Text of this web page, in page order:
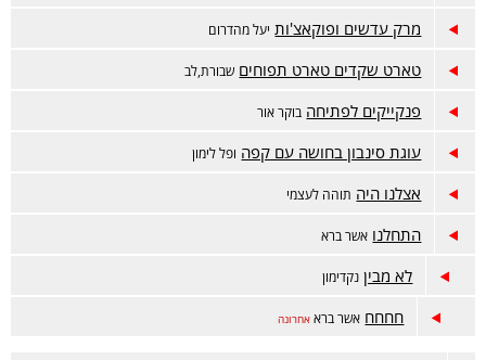
מרק עדשים ופוקאצ'ות יעל מהדרום
טארט שקדים טארט תפוחים שבורת,לב
פנקייקים לפתיחה בוקר אור
עוגת סינבון בחושה עם קפה ופל לימון
אצלנו היה תוהה לעצמי
התחלנו אשר ברא
לא מבין נקדימון
חחחח אשר ברא אחרונה